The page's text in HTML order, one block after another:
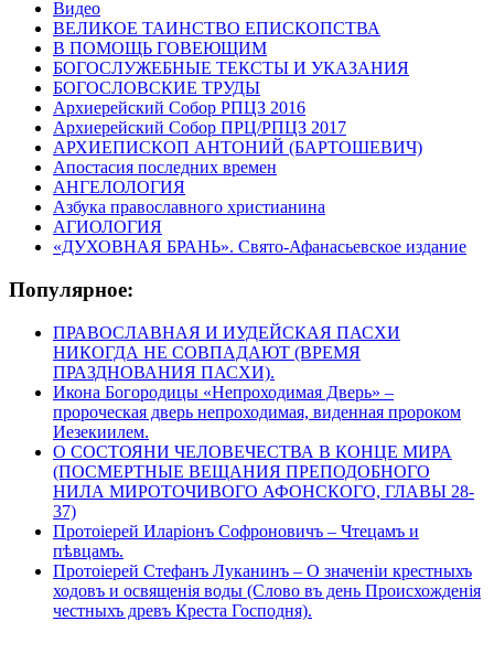
Видео
ВЕЛИКОЕ ТАИНСТВО ЕПИСКОПСТВА
В ПОМОЩЬ ГОВЕЮЩИМ
БОГОСЛУЖЕБНЫЕ ТЕКСТЫ И УКАЗАНИЯ
БОГОСЛОВСКИЕ ТРУДЫ
Архиерейский Собор РПЦЗ 2016
Архиерейский Собор ПРЦ/РПЦЗ 2017
АРХИЕПИСКОП АНТОНИЙ (БАРТОШЕВИЧ)
Апостасия последних времен
АНГЕЛОЛОГИЯ
Азбука православного христианина
АГИОЛОГИЯ
«ДУХОВНАЯ БРАНЬ». Свято-Афанасьевское издание
Популярное:
ПРАВОСЛАВНАЯ И ИУДЕЙСКАЯ ПАСХИ
НИКОГДА НЕ СОВПАДАЮТ (ВРЕМЯ
ПРАЗДНОВАНИЯ ПАСХИ).
Икона Богородицы «Непроходимая Дверь» –
пророческая дверь непроходимая, виденная пророком
Иезекиилем.
О СОСТОЯНИ ЧЕЛОВЕЧЕСТВА В КОНЦЕ МИРА
(ПОСМЕРТНЫЕ ВЕЩАНИЯ ПРЕПОДОБНОГО
НИЛА МИРОТОЧИВОГО АФОНСКОГО, ГЛАВЫ 28-
37)
Протоіерей Иларіонъ Софроновичъ – Чтецамъ и
пѣвцамъ.
Протоіерей Стефанъ Луканинъ – О значеніи крестныхъ
ходовъ и освященія воды (Слово въ день Происхожденія
честныхъ древъ Креста Господня).